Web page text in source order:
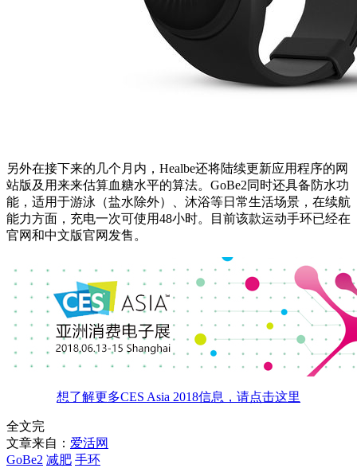
另外在接下来的几个月内，Healbe还将陆续更新应用程序的网
站版及用来来估算血糖水平的算法。GoBe2同时还具备防水功
能，适用于游泳（盐水除外）、沐浴等日常生活场景，在续航
能力方面，充电一次可使用48小时。目前该款运动手环已经在
官网和中文版官网发售。
想了解更多CES Asia 2018信息，请点击这里
全文完
文章来自： 爱活网
GoBe2 减肥 手环